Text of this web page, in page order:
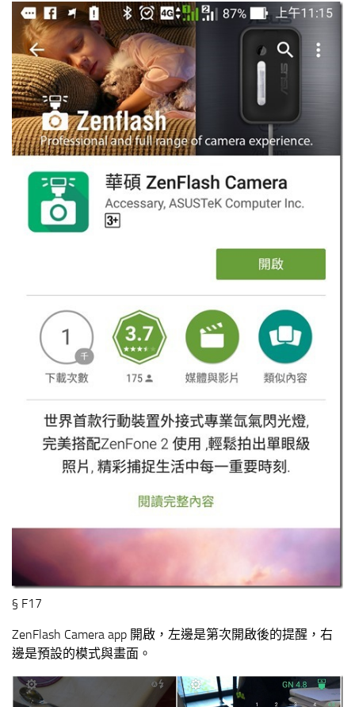
§ F17
ZenFlash Camera app 開啟，左邊是第次開啟後的提醒，右
邊是預設的模式與畫面。